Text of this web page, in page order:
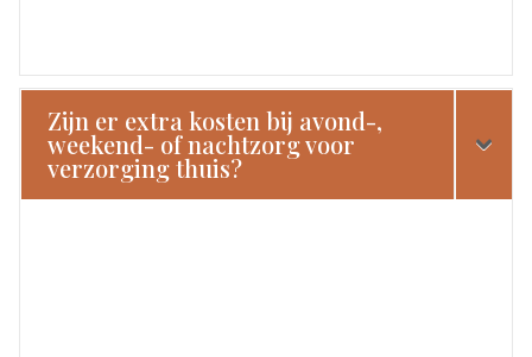
Zijn er extra kosten bij avond-,
weekend- of nachtzorg voor
verzorging thuis?